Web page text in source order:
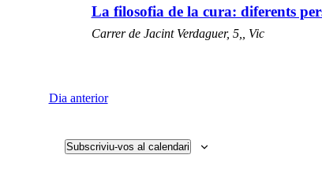
La filosofia de la cura: diferents
Carrer de Jacint Verdaguer, 5,, Vic
Dia anterior
Subscriviu-vos al calendari